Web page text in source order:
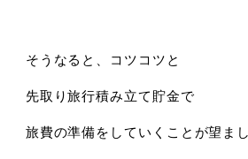
そうなると、コツコツと
先取り旅行積み立て貯金で
旅費の準備をしていくことが望ま